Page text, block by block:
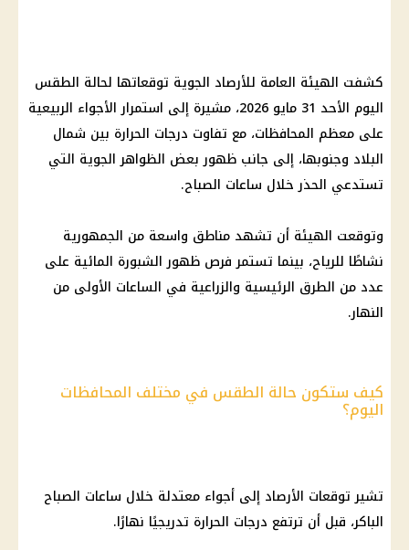
كشفت الهيئة العامة للأرصاد الجوية توقعاتها لحالة الطقس
اليوم الأحد 31 مايو 2026، مشيرة إلى استمرار الأجواء الربيعية
على معظم المحافظات، مع تفاوت درجات الحرارة بين شمال
البلاد وجنوبها، إلى جانب ظهور بعض الظواهر الجوية التي
تستدعي الحذر خلال ساعات الصباح.
وتوقعت الهيئة أن تشهد مناطق واسعة من الجمهورية
نشاطًا للرياح، بينما تستمر فرص ظهور الشبورة المائية على
عدد من الطرق الرئيسية والزراعية في الساعات الأولى من
النهار.
كيف ستكون حالة الطقس في مختلف المحافظات
اليوم؟
تشير توقعات الأرصاد إلى أجواء معتدلة خلال ساعات الصباح
الباكر، قبل أن ترتفع درجات الحرارة تدريجيًا نهارًا.